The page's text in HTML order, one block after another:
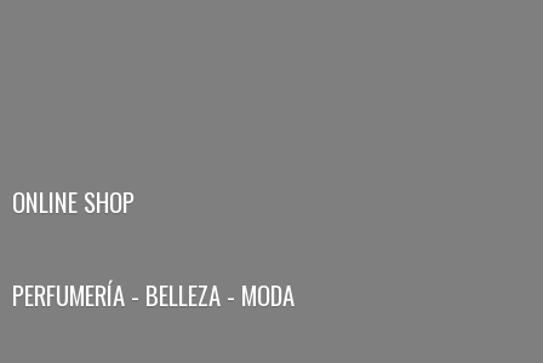
ONLINE SHOP
PERFUMERÍA - BELLEZA - MODA